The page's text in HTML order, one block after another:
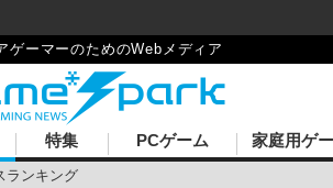
ゲーマーのためのWebメディア
ランキング
特集 PCゲーム 家庭用ゲ